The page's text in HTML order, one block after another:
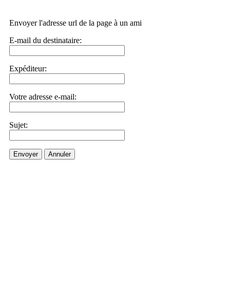
Envoyer l'adresse url de la page à un ami
E-mail du destinataire:
Expéditeur:
Votre adresse e-mail:
Sujet:
Envoyer Annuler